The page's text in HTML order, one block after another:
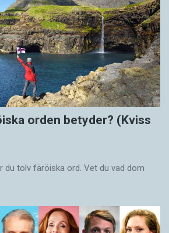
orden betyder? (Kviss
du tolv färöiska ord. Vet du vad dom